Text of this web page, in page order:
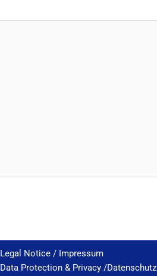
Legal Notice / Impressum
Data Protection & Privacy /Datenschutz